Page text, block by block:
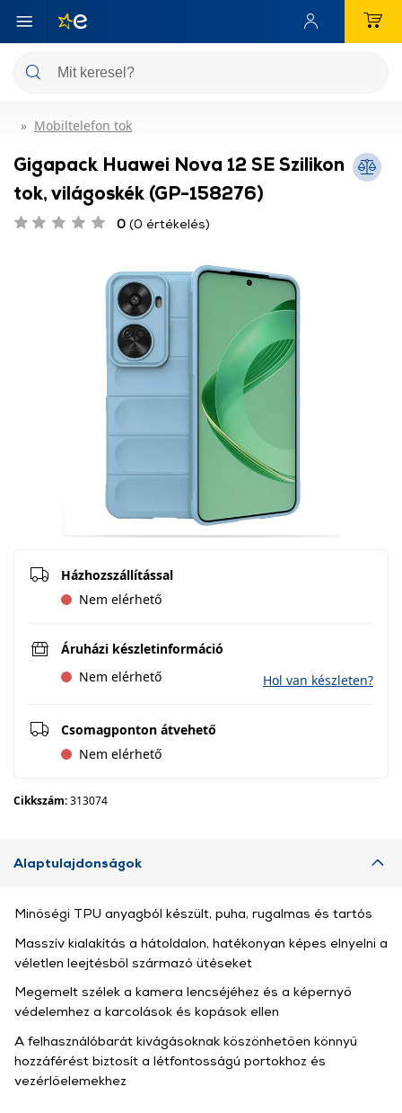
Mobiltelefon tok
Gigapack Huawei Nova 12 SE Szilikon
tok, világoskék (GP-158276)
0 (0 értékelés)
Házhozszállítással
Nem elérhető
Áruházi készletinformáció
Nem elérhető
Hol van készleten?
Csomagponton átvehető
Nem elérhető
Cikkszám:313074
Alaptulajdonságok
Minőségi TPU anyagból készült, puha, rugalmas és tartós
Masszív kialakítás a hátoldalon, hatékonyan képes elnyelni a
véletlen leejtésből származó ütéseket
Megemelt szélek a kamera lencséjéhez és a képernyő
védelemhez a karcolások és kopások ellen
A felhasználóbarát kivágásoknak köszönhetően könnyű
hozzáférést biztosít a létfontosságú portokhoz és
vezérlőelemekhez